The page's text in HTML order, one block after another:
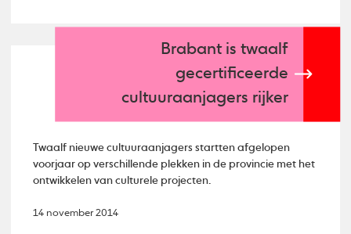
Brabant is twaalf
gecertificeerde
cultuuraanjagers rijker
Twaalf nieuwe cultuuraanjagers startten afgelopen
voorjaar op verschillende plekken in de provincie met het
ontwikkelen van culturele projecten.
14 november 2014